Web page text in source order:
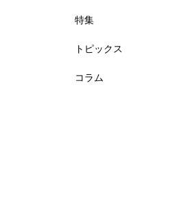
特集
トピックス
コラム